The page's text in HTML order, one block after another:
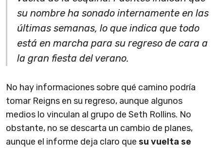
su nombre ha sonado internamente en las
últimas semanas, lo que indica que todo
está en marcha para su regreso de cara a
la gran fiesta del verano.
No hay informaciones sobre qué camino podría
tomar Reigns en su regreso, aunque algunos
medios lo vinculan al grupo de Seth Rollins. No
obstante, no se descarta un cambio de planes,
aunque el informe deja claro que su vuelta se